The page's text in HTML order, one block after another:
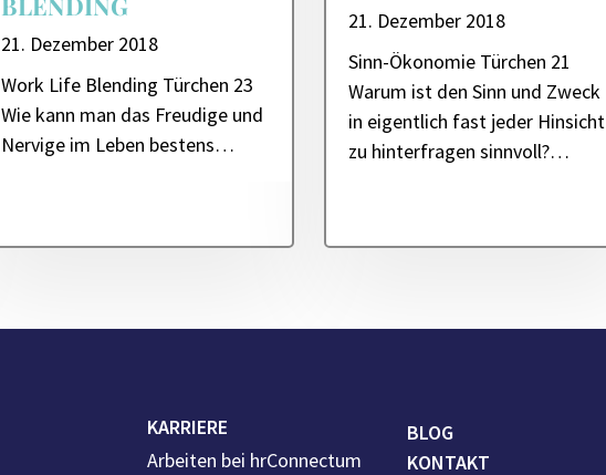
21. Dezember 2018
Work Life Blending Türchen 23
Wie kann man das Freudige und
Nervige im Leben bestens…
21. Dezember 2018
Sinn-Ökonomie Türchen 21
Warum ist den Sinn und Zweck
in eigentlich fast jeder Hinsicht
zu hinterfragen sinnvoll?…
KARRIERE
Arbeiten bei hrConnectum
BLOG
KONTAKT